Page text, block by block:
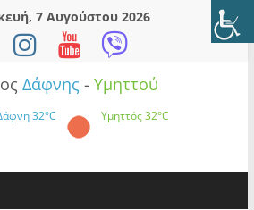
7 Αυγούστου 2026
Δάφνης - Υμηττού
32°C Υμηττός32°C